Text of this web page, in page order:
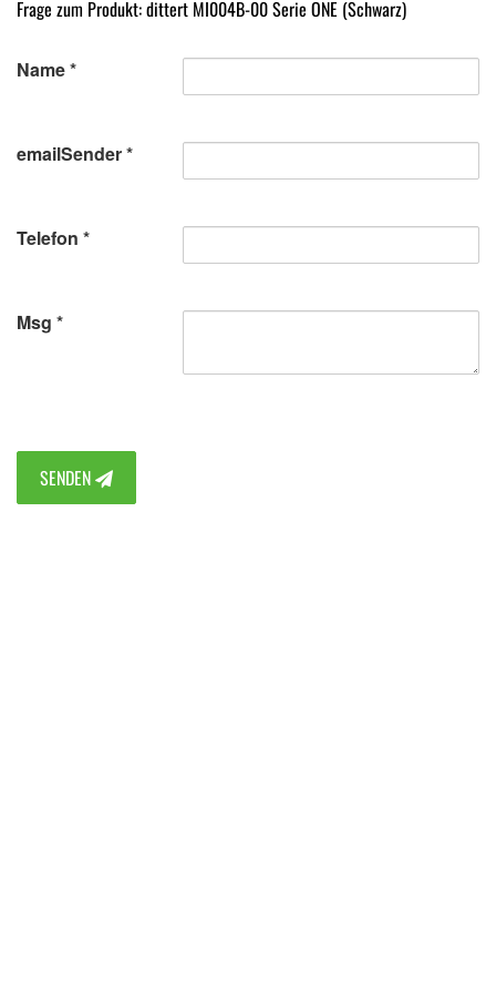
Frage zum Produkt: dittert MI004B-00 Serie ONE (Schwarz)
Name
emailSender
Telefon
Msg
SENDEN